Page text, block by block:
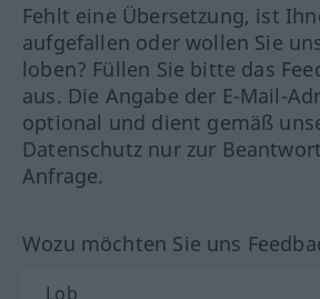
Fehlt eine Übersetzung, ist
aufgefallen oder wollen Sie
loben? Füllen Sie bitte das
aus. Die Angabe der E-Mail-
optional und dient gemäß
Datenschutz nur zur
Anfrage.
Wozu möchten Sie uns